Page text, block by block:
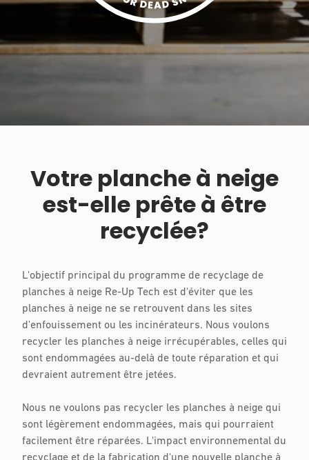
Votre planche à neige
est-elle prête à être
recyclée?
L'objectif principal du programme de recyclage de
planches à neige Re-Up Tech est d'éviter que les
planches à neige ne se retrouvent dans les sites
d'enfouissement ou les incinérateurs. Nous voulons
recycler les planches à neige irrécupérables, celles qui
sont endommagées au-delà de toute réparation et qui
devraient autrement être jetées.
Nous ne voulons pas recycler les planches à neige qui
sont légèrement endommagées, mais qui pourraient
facilement être réparées. L'impact environnemental du